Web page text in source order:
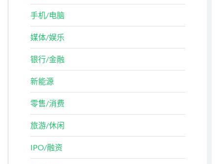
手机/电脑
媒体/娱乐
银行/金融
新能源
零售/消费
旅游/休闲
IPO/融资